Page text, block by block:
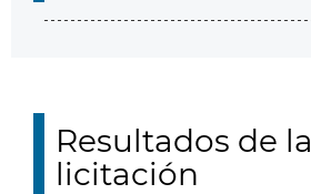
Resultados de la
licitación